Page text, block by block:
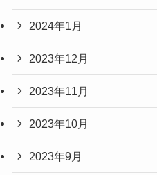
2024年1月
2023年12月
2023年11月
2023年10月
2023年9月